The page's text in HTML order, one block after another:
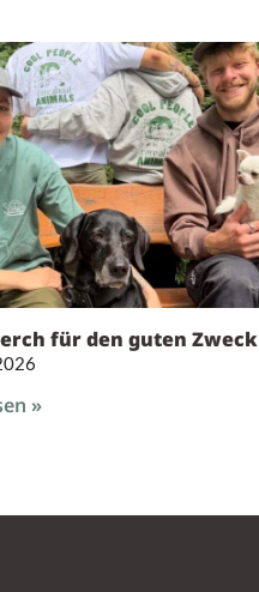
für den guten Zweck
»